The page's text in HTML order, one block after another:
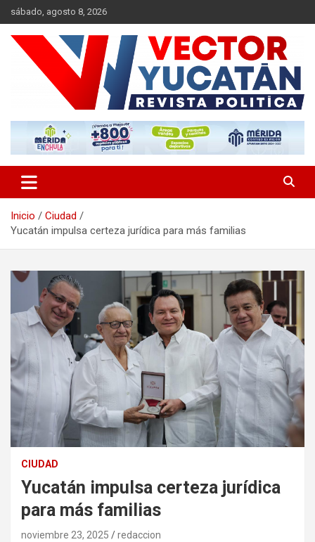
Saltar
al
contenido
sábado, agosto 8, 2026
Vector Yucatán
Inicio
Ciudad
Yucatán impulsa certeza jurídica para más familias
CIUDAD
Yucatán impulsa certeza jurídica
para más familias
noviembre 23, 2025 redaccion